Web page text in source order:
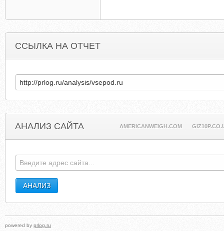
ССЫЛКА НА ОТЧЕТ
АНАЛИЗ САЙТА AMERICANWEIGH.COM
powered by prlog.ru